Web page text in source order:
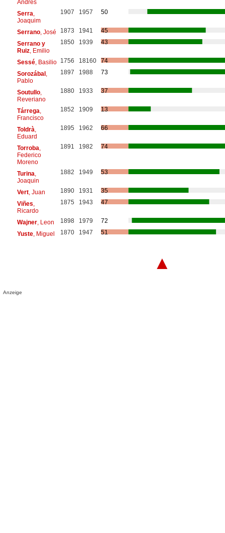
Andres
Serra
Joaquim
1907 1957 50
Serrano, José 1873 1941
45
Serrano y
Ruiz, Emilio
1850 1939 43
Sessé, Basilio 1756 18160
74
Sorozábal,
Pablo
1897 1988 73
Soutullo,
Reveriano
1880 1933 37
Tárrega
Francisco
1852 1909 13
Toldrà
Eduard
1895 1962 66
Torroba
Federico
Moreno
1891 1982 74
Turina
Joaquin
1882 1949 53
Vert, Juan 1890 1931
35
Viñes
Ricardo
1875 1943 47
Wajner, Leon 1898 1979
72
Yuste, Miguel 1870 1947 51
▲
Anzeige